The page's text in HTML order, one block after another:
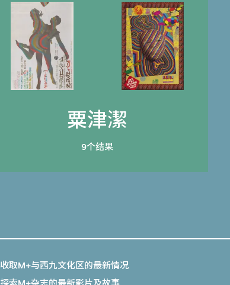
粟津潔
9个结果
收取M+与西九文化区的最新情况